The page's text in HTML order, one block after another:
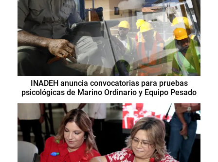
INADEH anuncia convocatorias para pruebas
psicológicas de Marino Ordinario y Equipo Pesado